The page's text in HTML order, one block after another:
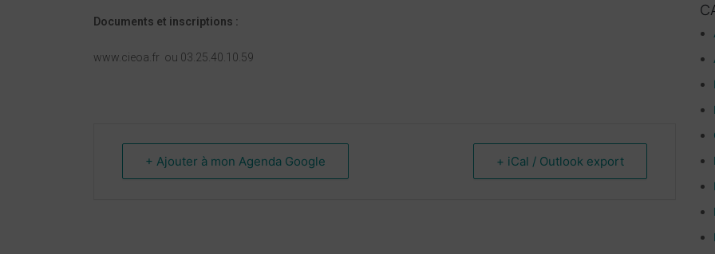
Documents et inscriptions :
www.cieoa.fr ou 03.25.40.10.59
+ Ajouter à mon Agenda Google + iCal / Outlook export